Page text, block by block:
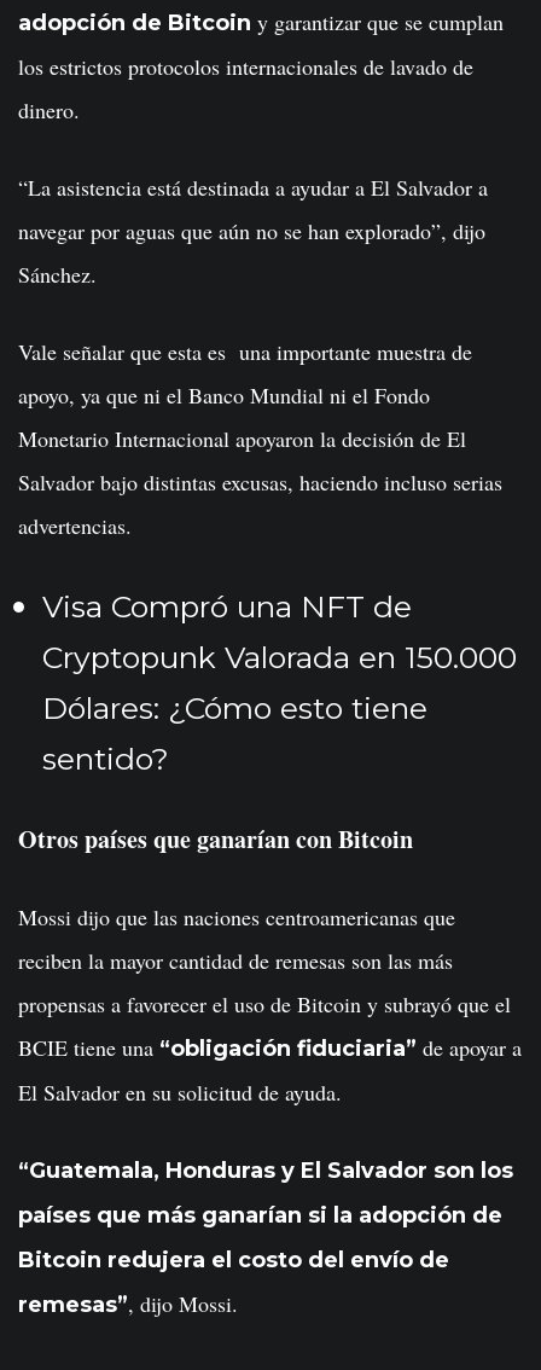
adopción de Bitcoin y garantizar que se cumplan
los estrictos protocolos internacionales de lavado de
dinero.
“La asistencia está destinada a ayudar a El Salvador a
navegar por aguas que aún no se han explorado”, dijo
Sánchez.
Vale señalar que esta es una importante muestra de
apoyo, ya que ni el Banco Mundial ni el Fondo
Monetario Internacional apoyaron la decisión de El
Salvador bajo distintas excusas, haciendo incluso serias
advertencias.
Visa Compró una NFT de
Cryptopunk Valorada en 150.000
Dólares: ¿Cómo esto tiene
sentido?
Otros países que ganarían con Bitcoin
Mossi dijo que las naciones centroamericanas que
reciben la mayor cantidad de remesas son las más
propensas a favorecer el uso de Bitcoin y subrayó que el
BCIE tiene una “obligación fiduciaria” de apoyar a
El Salvador en su solicitud de ayuda.
“Guatemala, Honduras y El Salvador son los
países que más ganarían si la adopción de
Bitcoin redujera el costo del envío de
remesas”, dijo Mossi.